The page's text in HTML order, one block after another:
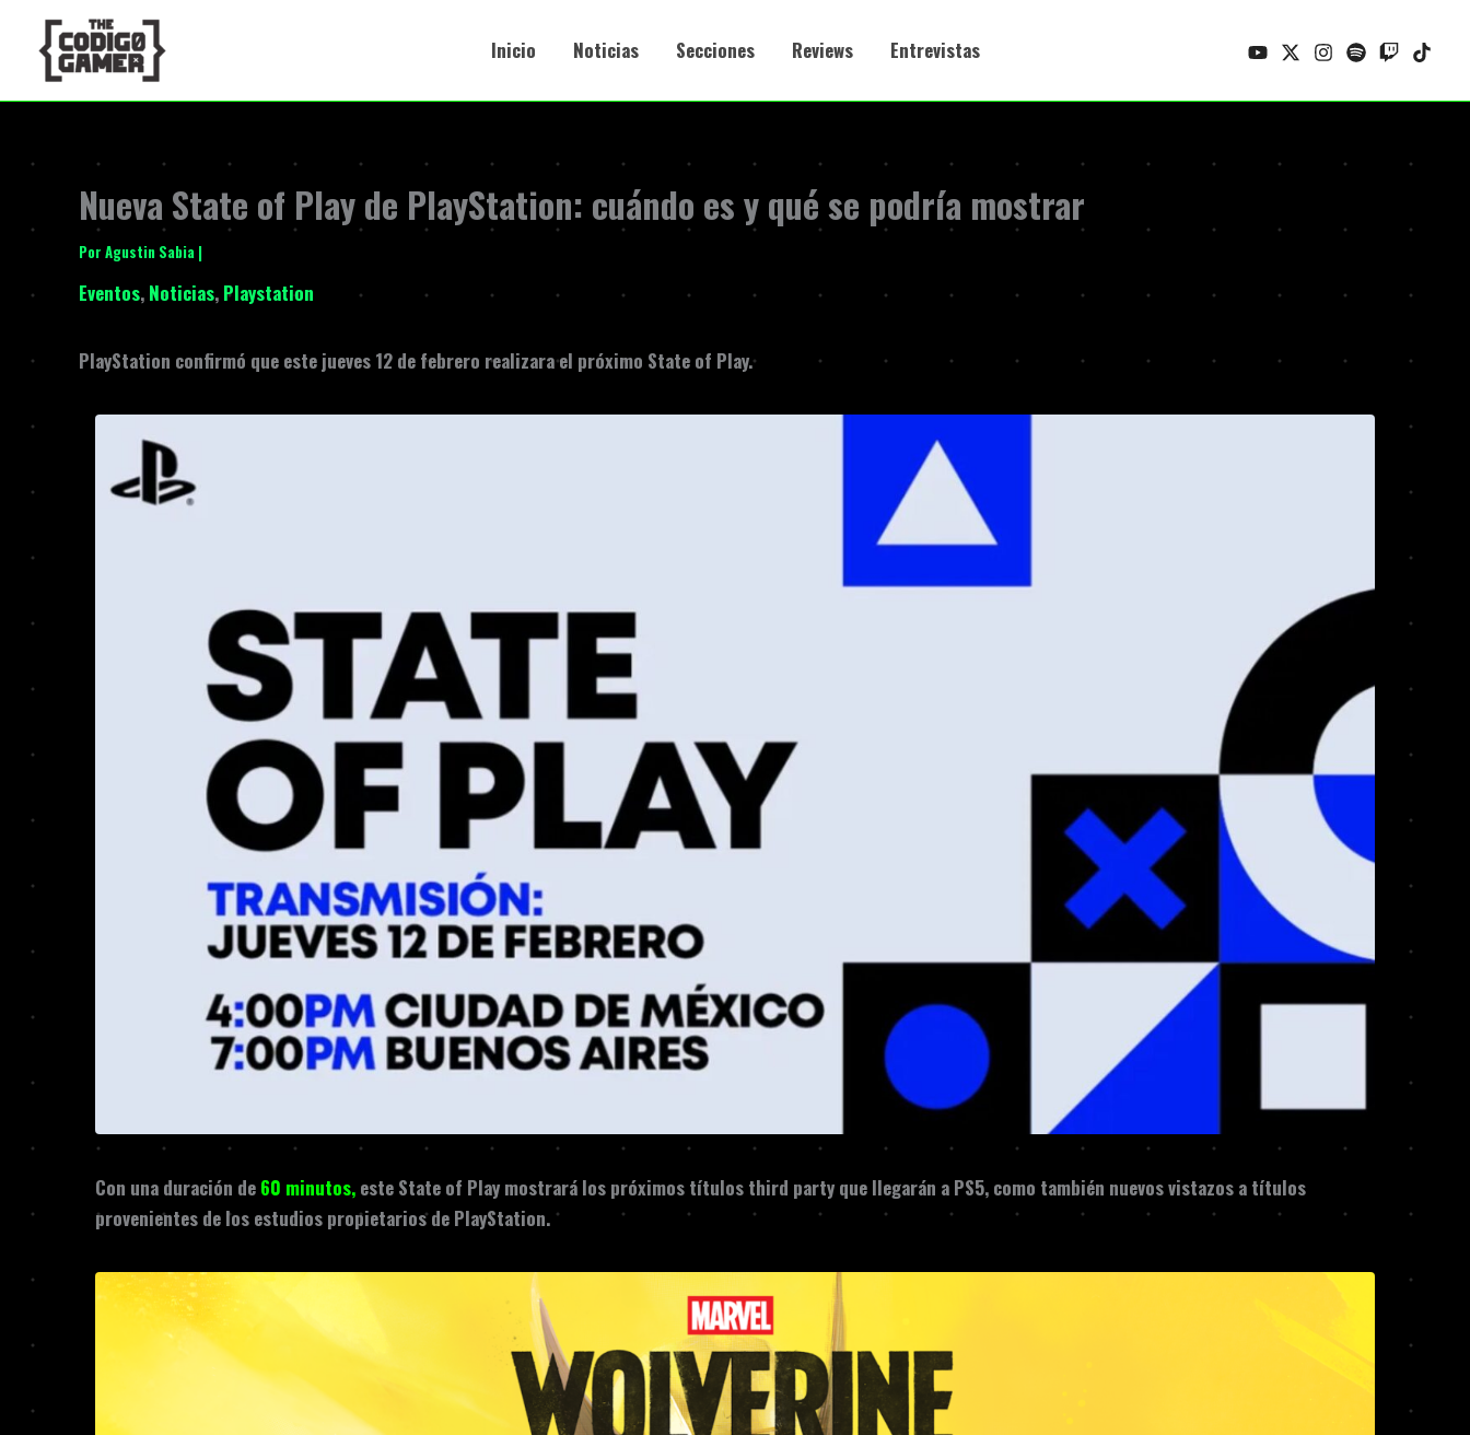
contenido
Inicio Noticias Secciones Reviews Entrevistas
Nueva State of Play de PlayStation: cuándo es y qué se podría mostrar
Por Agustin Sabia |
Eventos, Noticias, Playstation
PlayStation confirmó que este jueves 12 de febrero realizara el próximo State of Play.
Con una duración de 60 minutos, este State of Play mostrará los próximos títulos third party que llegarán a PS5, como también nuevos vistazos a títulos
provenientes de los estudios propietarios de PlayStation.